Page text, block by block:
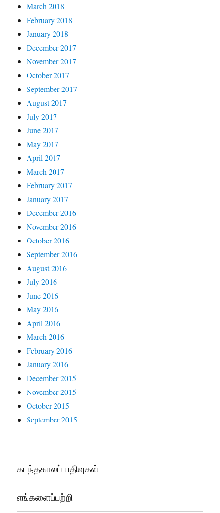
March 2018
February 2018
January 2018
December 2017
November 2017
October 2017
September 2017
August 2017
July 2017
June 2017
May 2017
April 2017
March 2017
February 2017
January 2017
December 2016
November 2016
October 2016
September 2016
August 2016
July 2016
June 2016
May 2016
April 2016
March 2016
February 2016
January 2016
December 2015
November 2015
October 2015
September 2015
கடந்தகாலப் பதிவுகள்
எங்களைப்பற்றி